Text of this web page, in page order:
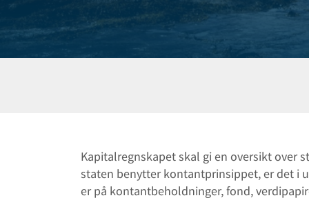
Kapitalregnskapet skal gi en oversikt over
staten benytter kontantprinsippet, er det i
er på kontantbeholdninger, fond,